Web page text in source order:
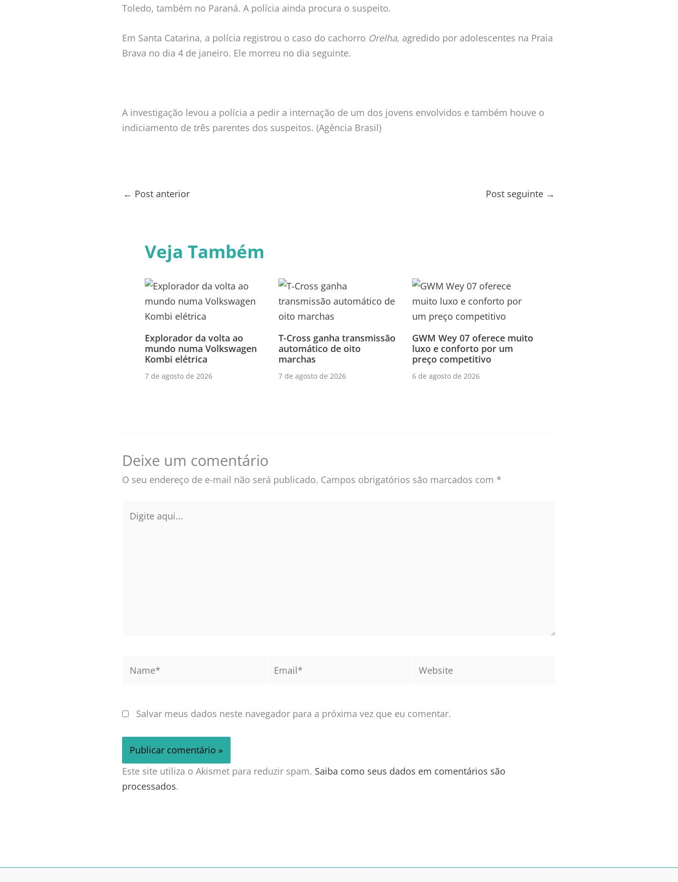
Toledo, também no Paraná. A polícia ainda procura o suspeito.
Em Santa Catarina, a polícia registrou o caso do cachorro Orelha, agredido por adolescentes na Praia
Brava no dia 4 de janeiro. Ele morreu no dia seguinte.
A investigação levou a polícia a pedir a internação de um dos jovens envolvidos e também houve o
indiciamento de três parentes dos suspeitos. (Agência Brasil)
← Post anterior Post seguinte →
Veja Também
Explorador da volta ao
mundo numa Volkswagen
Kombi elétrica
7 de agosto de 2026
T-Cross ganha transmissão
automático de oito
marchas
7 de agosto de 2026
GWM Wey 07 oferece muito
luxo e conforto por um
preço competitivo
6 de agosto de 2026
Deixe um comentário
O seu endereço de e-mail não será publicado. Campos obrigatórios são marcados com *
aqui...
Salvar meus dados neste navegador para a próxima vez que eu comentar.
Este site utiliza o Akismet para reduzir spam. Saiba como seus dados em comentários são
processados.